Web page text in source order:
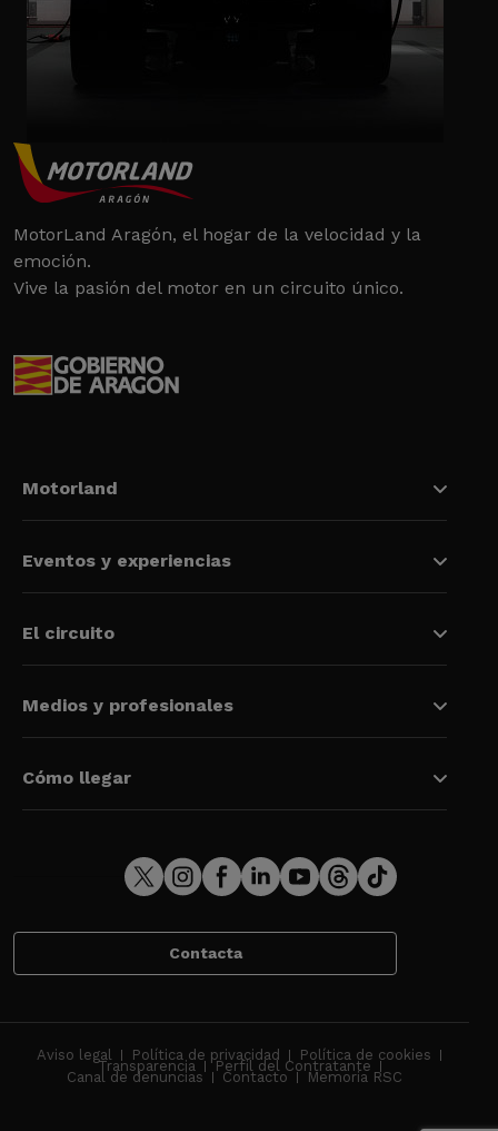
MotorLand Aragón, el hogar de la velocidad y la
emoción.
Vive la pasión del motor en un circuito único.
Motorland
Eventos y experiencias
El circuito
Medios y profesionales
Cómo llegar
Contacta
Aviso legal Política de privacidad Política de cookies
Transparencia Perfil del Contratante
Canal de denuncias Contacto Memoria RSC